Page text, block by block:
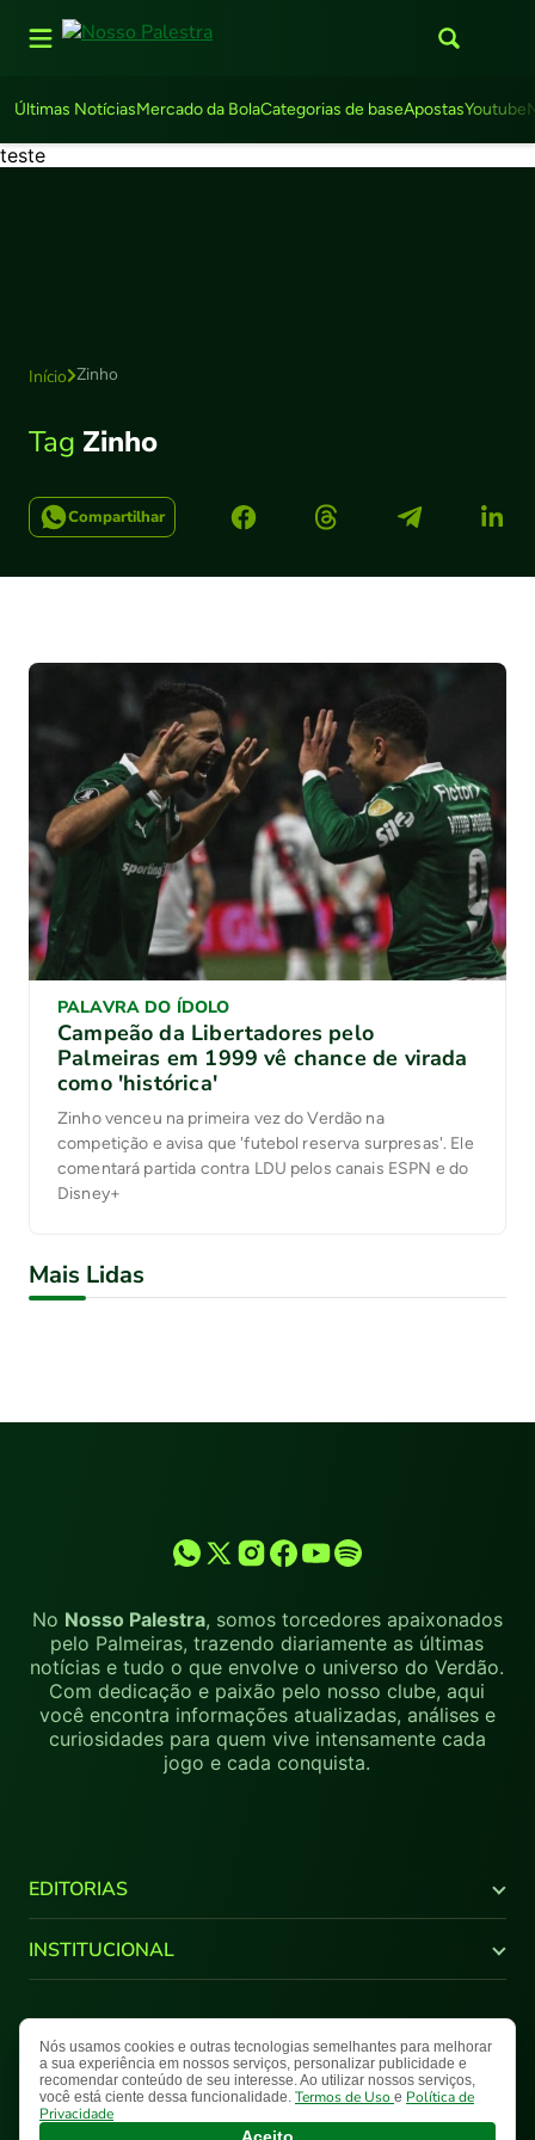
Últimas NotíciasMercado da BolaCategorias de baseApostasYoutube
teste
Início Zinho
Tag Zinho
Compartilhar
PALAVRA DO ÍDOLO
Campeão da Libertadores pelo
Palmeiras em 1999 vê chance de virada
como 'histórica'
Zinho venceu na primeira vez do Verdão na
competição e avisa que 'futebol reserva surpresas'. Ele
comentará partida contra LDU pelos canais ESPN e do
Disney+
Mais Lidas
No Nosso Palestra, somos torcedores apaixonados
pelo Palmeiras, trazendo diariamente as últimas
notícias e tudo o que envolve o universo do Verdão.
Com dedicação e paixão pelo nosso clube, aqui
você encontra informações atualizadas, análises e
curiosidades para quem vive intensamente cada
jogo e cada conquista.
EDITORIAS
Últimas Notícias
Brasileirão
Libertadores
Supercopa do Brasil
Paulistão
NPlay
INSTITUCIONAL
Quem Somos
Comercial
Fale Conosco
Nosso Palestra © 2026 Todos os direitos reservados.
Termos de UsoPolítica de PrivacidadeMapa do Site
Nós usamos cookies e outras tecnologias semelhantes para melhorar
a sua experiência em nossos serviços, personalizar publicidade e
recomendar conteúdo de seu interesse. Ao utilizar nossos serviços,
você está ciente dessa funcionalidade. Termos de Uso e Política de
Privacidade